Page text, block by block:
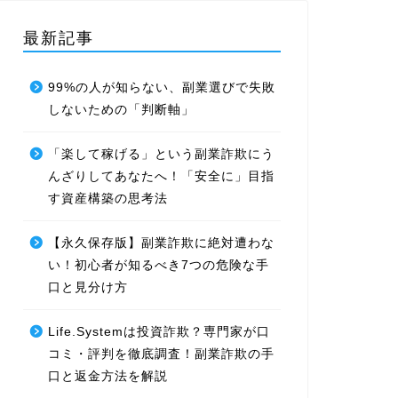
最新記事
99%の人が知らない、副業選びで失敗
しないための「判断軸」
「楽して稼げる」という副業詐欺にう
んざりしてあなたへ！「安全に」目指
す資産構築の思考法
【永久保存版】副業詐欺に絶対遭わな
い！初心者が知るべき7つの危険な手
口と見分け方
Life.Systemは投資詐欺？専門家が口
コミ・評判を徹底調査！副業詐欺の手
口と返金方法を解説